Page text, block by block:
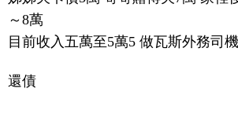
～8萬
還債